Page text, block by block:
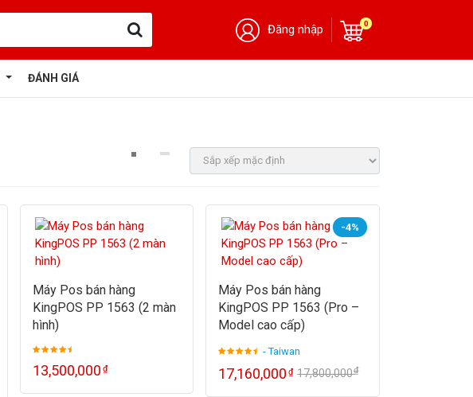
Đăng nhập 0
ĐÁNH GIÁ
Máy Pos bán hàng
KingPOS PP 1563 (2 màn
hình)
13,500,000₫
-4%
Máy Pos bán hàng
KingPOS PP 1563 (Pro –
Model cao cấp)
- Taiwan
17,160,000₫ 17,800,000₫